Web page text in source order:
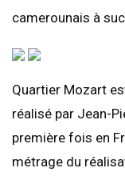
camerounais à
Quartier Mozart
réalisé par Jean-
première fois en
métrage du